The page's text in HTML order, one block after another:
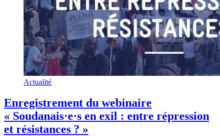
Actualité
Enregistrement du webinaire
« Soudanais·e·s en exil : entre répression
et résistances ? »